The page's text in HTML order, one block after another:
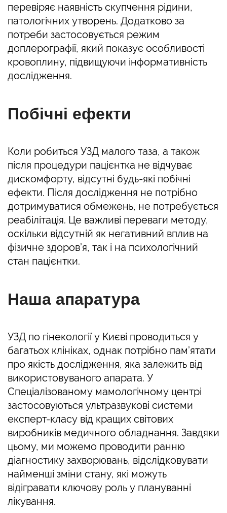
перевіряє наявність скупчення рідини,
патологічних утворень. Додатково за
потреби застосовується режим
доплерографії, який показує особливості
кровоплину, підвищуючи інформативність
дослідження.
Побічні ефекти
Коли робиться УЗД малого таза, а також
після процедури пацієнтка не відчуває
дискомфорту, відсутні будь-які побічні
ефекти. Після дослідження не потрібно
дотримуватися обмежень, не потребується
реабілітація. Це важливі переваги методу,
оскільки відсутній як негативний вплив на
фізичне здоров’я, так і на психологічний
стан пацієнтки.
Наша апаратура
УЗД по гінекології у Києві проводиться у
багатьох клініках, однак потрібно пам’ятати
про якість дослідження, яка залежить від
використовуваного апарата. У
Спеціалізованому мамологічному центрі
застосовуються ультразвукові системи
експерт-класу від кращих світових
виробників медичного обладнання. Завдяки
цьому, ми можемо проводити ранню
діагностику захворювань, відслідковувати
найменші зміни стану, які можуть
відігравати ключову роль у плануванні
лікування.